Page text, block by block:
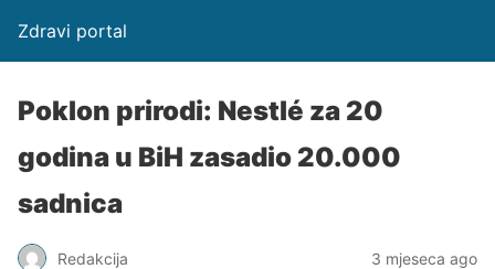
Zdravi portal
Poklon prirodi: Nestlé za 20
godina u BiH zasadio 20.000
sadnica
Redakcija 3 mjeseca ago